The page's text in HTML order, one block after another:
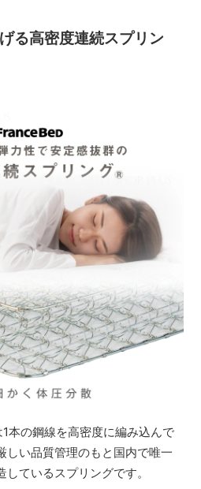
る高密度連続スプリン
1本の鋼線を高密度に編み込んで
しい品質管理のもと国内で唯一
しているスプリングです。